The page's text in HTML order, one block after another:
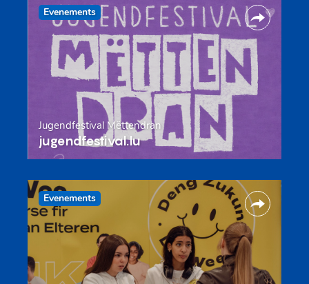
Evenements
Jugendfestival Mëttendran
jugendfestival.lu
Evenements